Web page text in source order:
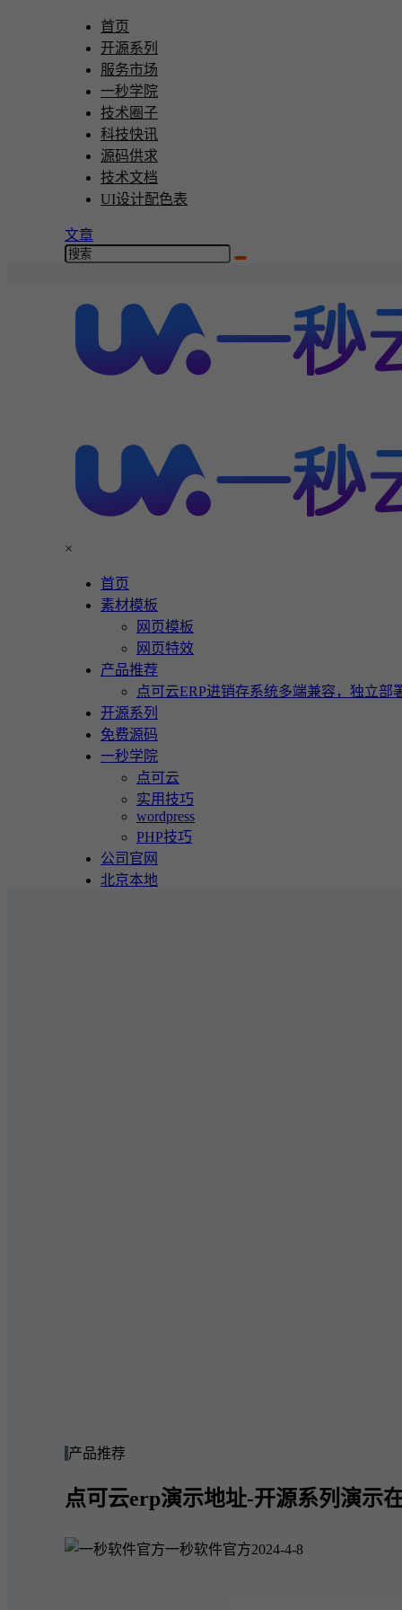
首页
开源系列
服务市场
一秒学院
技术圈子
科技快讯
源码供求
技术文档
UI设计配色表
文章
×
首页
素材模板
网页模板
网页特效
产品推荐
点可云ERP进销存系统多端兼容，独立部
开源系列
免费源码
一秒学院
点可云
实用技巧
wordpress
PHP技巧
公司官网
北京本地
产品推荐
点可云erp演示地址-开源系列演示
一秒软件官方2024-4-8